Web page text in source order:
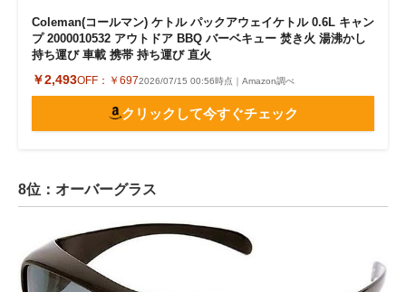
Coleman(コールマン) ケトル パックアウェイケトル 0.6L キャン
プ 2000010532 アウトドア BBQ バーベキュー 焚き火 湯沸かし
持ち運び 車載 携帯 持ち運び 直火
￥2,493OFF： ￥6972026/07/15 00:56時点｜Amazon調べ
クリックして今すぐチェック
8位：オーバーグラス